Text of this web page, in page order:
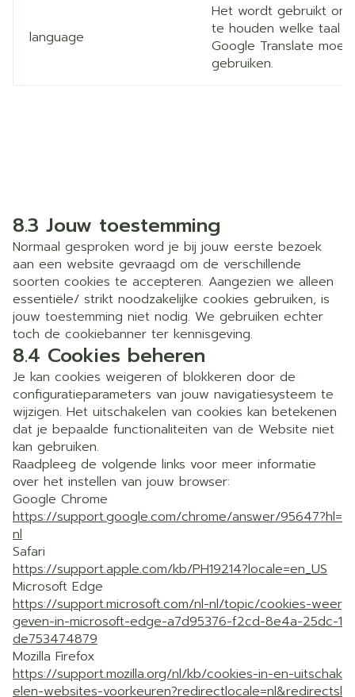
language
Het wordt gebruikt om
te houden welke taal
Google Translate moet
gebruiken.
8.3 Jouw toestemming
Normaal gesproken word je bij jouw eerste bezoek
aan een website gevraagd om de verschillende
soorten cookies te accepteren. Aangezien we alleen
essentiële/ strikt noodzakelijke cookies gebruiken, is
jouw toestemming niet nodig. We gebruiken echter
toch de cookiebanner ter kennisgeving.
8.4 Cookies beheren
Je kan cookies weigeren of blokkeren door de
configuratieparameters van jouw navigatiesysteem te
wijzigen. Het uitschakelen van cookies kan betekenen
dat je bepaalde functionaliteiten van de Website niet
kan gebruiken.
Raadpleeg de volgende links voor meer informatie
over het instellen van jouw browser:
Google Chrome
https://support.google.com/chrome/answer/95647?hl=
nl
Safari
https://support.apple.com/kb/PH19214?locale=en_US
Microsoft Edge
https://support.microsoft.com/nl-nl/topic/cookies-weer
geven-in-microsoft-edge-a7d95376-f2cd-8e4a-25dc-1
de753474879
Mozilla Firefox
https://support.mozilla.org/nl/kb/cookies-in-en-uitschak
elen-websites-voorkeuren?redirectlocale=nl&redirectsl